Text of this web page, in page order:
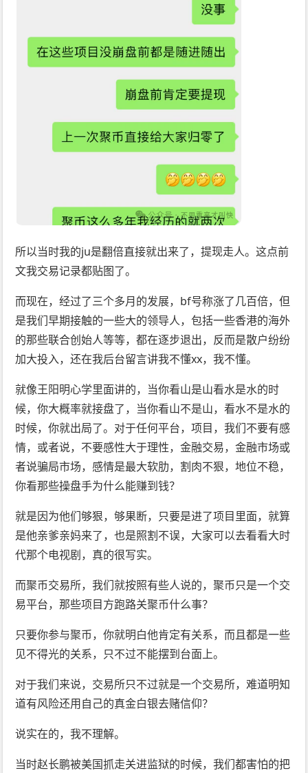
所以当时我的ju是翻倍直接就出来了，提现走人。这点前
文我交易记录都贴图了。
而现在，经过了三个多月的发展，bf号称涨了几百倍，但
是我们早期接触的一些大的领导人，包括一些香港的海外
的那些联合创始人等等，都在逐步退出，反而是散户纷纷
加大投入，还在我后台留言讲我不懂xx，我不懂。
就像王阳明心学里面讲的，当你看山是山看水是水的时
候，你大概率就接盘了，当你看山不是山，看水不是水的
时候，你就出局了。对于任何平台，项目，我们不要有感
情，或者说，不要感性大于理性，金融交易，金融市场或
者说骗局市场，感情是最大软肋，割肉不狠，地位不稳，
你看那些操盘手为什么能赚到钱？
就是因为他们够狠，够果断，只要是进了项目里面，就算
是他亲爹亲妈来了，也是照割不误，大家可以去看看大时
代那个电视剧，真的很写实。
而聚币交易所，我们就按照有些人说的，聚币只是一个交
易平台，那些项目方跑路关聚币什么事？
只要你参与聚币，你就明白他肯定有关系，而且都是一些
见不得光的关系，只不过不能摆到台面上。
对于我们来说，交易所只不过就是一个交易所，难道明知
道有风险还用自己的真金白银去赌信仰？
说实在的，我不理解。
当时赵长鹏被美国抓走关进监狱的时候，我们都害怕的把